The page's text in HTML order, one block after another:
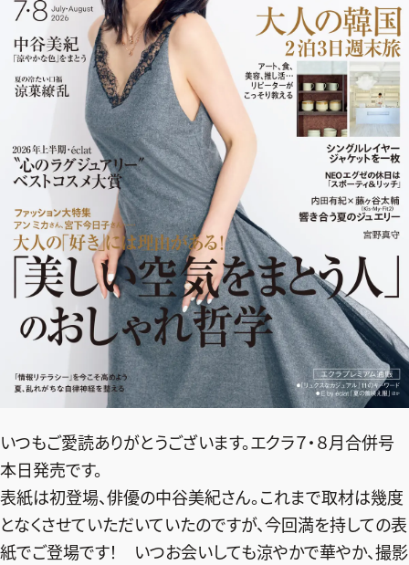
エクラプレミアム通販
2026年9月号
最新号試し読み
定期購読
デジタル版
購入
いつもご愛読ありがとうございます。エクラ７・８月合併号
本日発売です。
表紙は初登場、俳優の中谷美紀さん。これまで取材は幾度
となくさせていただいていたのですが、今回満を持しての表
紙でご登場です！ いつお会いしても涼やかで華やか、撮影